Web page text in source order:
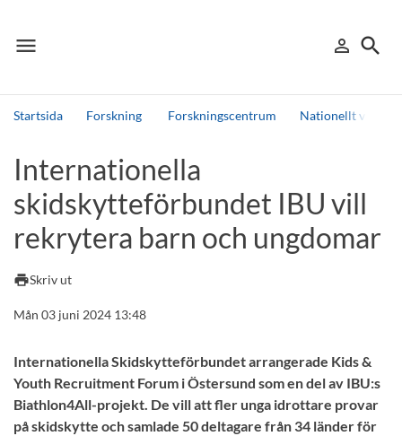
menu
Meny person_outline
Logga in
search
Sök
Startsida Forskning Forskningscentrum Nationellt
Andra söktjänster
Detta är vår testmiljö - endast testdata
Internationella
skidskytteförbundet IBU vill
rekrytera barn och ungdomar
printSkriv ut
Mån 03 juni 2024 13:48
Internationella Skidskytteförbundet arrangerade Kids &
Youth Recruitment Forum i Östersund som en del av IBU:s
Biathlon4All-projekt. De vill att fler unga idrottare provar
på skidskytte och samlade 50 deltagare från 34 länder för